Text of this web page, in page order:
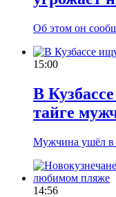
Об этом он
15:00
В
тайге
Мужчина ушёл в
14:56